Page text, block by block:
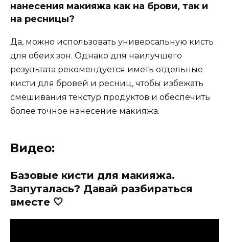
нанесения макияжа как на брови, так и
на ресницы?
Да, можно использовать универсальную кисть
для обеих зон. Однако для наилучшего
результата рекомендуется иметь отдельные
кисти для бровей и ресниц, чтобы избежать
смешивания текстур продуктов и обеспечить
более точное нанесение макияжа.
Видео:
Базовые кисти для макияжа.
Запуталась? Давай разбираться
вместе 🤍